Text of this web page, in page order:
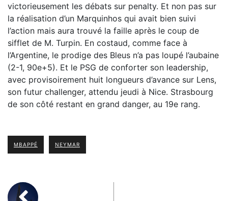
victorieusement les débats sur penalty. Et non pas sur
la réalisation d’un Marquinhos qui avait bien suivi
l’action mais aura trouvé la faille après le coup de
sifflet de M. Turpin. En costaud, comme face à
l’Argentine, le prodige des Bleus n’a pas loupé l’aubaine
(2-1, 90e+5). Et le PSG de conforter son leadership,
avec provisoirement huit longueurs d’avance sur Lens,
son futur challenger, attendu jeudi à Nice. Strasbourg
de son côté restant en grand danger, au 19e rang.
MBAPPÉ NEYMAR